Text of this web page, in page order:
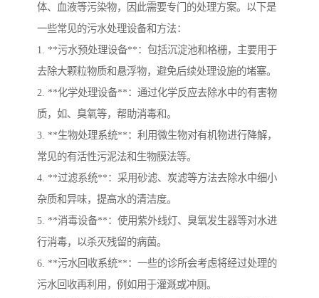
体、血液等污染物，因此需要专门的处理方案。以下是
一些常见的污水处理设备和方法：
1. **污水预处理设备**：包括沉淀池和格栅，主要用于
去除大颗粒物质和悬浮物，避免后续处理设施的堵塞。
2. **化学处理设备**：通过化学反应去除水中的有害物
质，如、臭氧等，帮助消毒和。
3. **生物处理系统**：利用微生物对有机物进行降解，
常见的有活性污泥法和生物膜法等。
4. **过滤系统**：采用砂滤、炭滤等方法去除水中细小
杂质和异味，提高水的清洁度。
5. **消毒设备**：使用紫外线灯、臭氧发生器等对水进
行消毒，以杀灭残留的病菌。
6. **污水回收系统**：一些的诊所会考虑将经过处理的
污水回收再利用，例如用于灌溉或冲厕。